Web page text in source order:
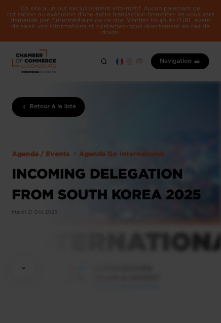
Ce site a un but exclusivement informatif. Aucun paiement de
cotisation ou exécution d'une autre transaction financière ne vous sera
demandé par l'intermédiaire de ce site. Vérifiez toujours l'URL avant
de saisir vos informations et contactez-nous directement en cas de
doute.
Navigation
Retour à la liste
Agenda / Events Agenda Go International
INCOMING DELEGATION
FROM SOUTH KOREA 2025
Mardi 21 Oct 2025